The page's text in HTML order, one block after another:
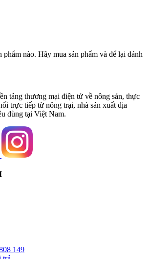
phẩm nào. Hãy mua sản phẩm và để lại đánh
tảng thương mại điện tử về nông sản, thực
trực tiếp từ nông trại, nhà sản xuất địa
dùng tại Việt Nam.
149